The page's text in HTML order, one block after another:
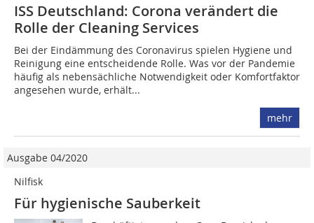
ISS Deutschland: Corona verändert die
Rolle der Cleaning Services
Bei der Eindämmung des Coronavirus spielen Hygiene und
Reinigung eine entscheidende Rolle. Was vor der Pandemie
häufig als nebensächliche Notwendigkeit oder Komfortfaktor
angesehen wurde, erhält...
mehr
Ausgabe 04/2020
Nilfisk
Für hygienische Sauberkeit